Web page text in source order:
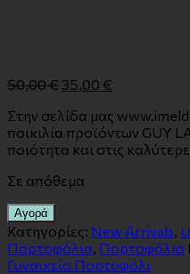
50,00€ 35,00 €
Στην σελίδα μας
ποικιλία προϊόντων GUY
ποιότητα και στις
Σε απόθεμα
Αγορά
Κατηγορίες: New Arrivals
Πορτοφόλια Πορτοφόλια
Γυναικείο Πορτοφόλι